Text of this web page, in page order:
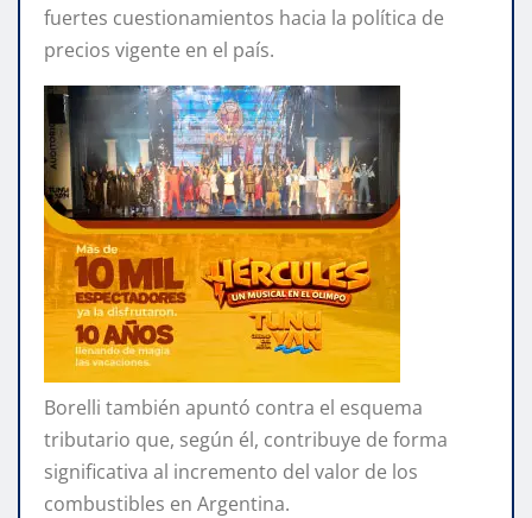
fuertes cuestionamientos hacia la política de
precios vigente en el país.
Borelli también apuntó contra el esquema
tributario que, según él, contribuye de forma
significativa al incremento del valor de los
combustibles en Argentina.